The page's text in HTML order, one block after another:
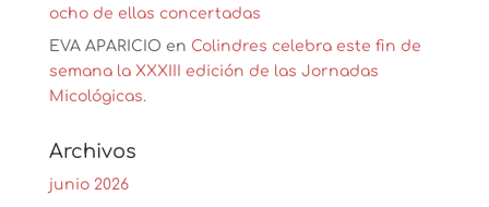
ocho de ellas concertadas
EVA APARICIO en Colindres celebra este fin de
semana la XXXIII edición de las Jornadas
Micológicas.
Archivos
junio 2026